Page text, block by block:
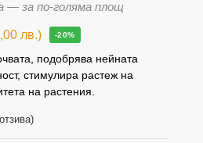
— за по-голяма площ
лв.) -20%
подобрява нейната
стимулира растеж на
на растения.